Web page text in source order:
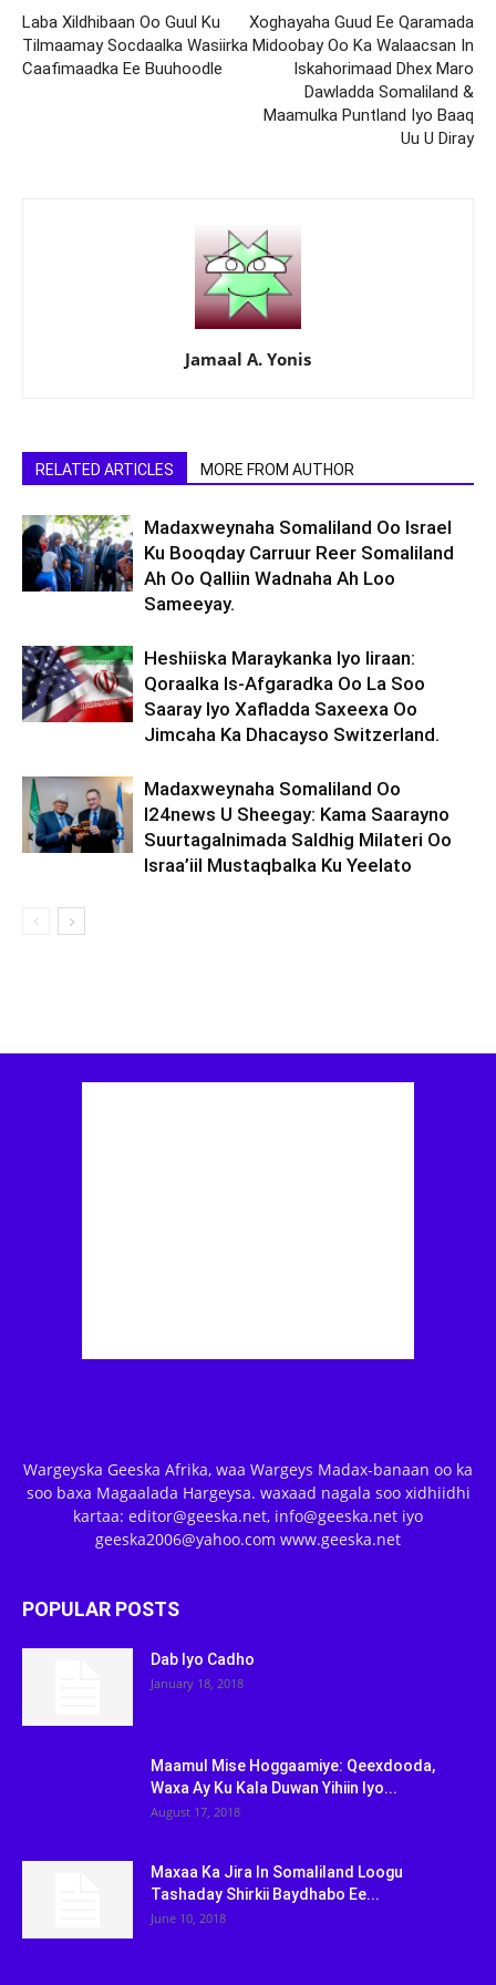
Laba Xildhibaan Oo Guul Ku
Tilmaamay Socdaalka Wasiirka
Caafimaadka Ee Buuhoodle
Xoghayaha Guud Ee Qaramada
Midoobay Oo Ka Walaacsan In
Iskahorimaad Dhex Maro
Dawladda Somaliland &
Maamulka Puntland Iyo Baaq
Uu U Diray
Jamaal A. Yonis
RELATED ARTICLES MORE FROM AUTHOR
Madaxweynaha Somaliland Oo Israel
Ku Booqday Carruur Reer Somaliland
Ah Oo Qalliin Wadnaha Ah Loo
Sameeyay.
Heshiiska Maraykanka Iyo Iiraan:
Qoraalka Is-Afgaradka Oo La Soo
Saaray Iyo Xafladda Saxeexa Oo
Jimcaha Ka Dhacayso Switzerland.
Madaxweynaha Somaliland Oo
I24news U Sheegay: Kama Saarayno
Suurtagalnimada Saldhig Milateri Oo
Israa’iil Mustaqbalka Ku Yeelato
Wargeyska Geeska Afrika, waa Wargeys Madax-banaan oo ka
soo baxa Magaalada Hargeysa. waxaad nagala soo xidhiidhi
kartaa: editor@geeska.net, info@geeska.net iyo
geeska2006@yahoo.com www.geeska.net
POPULAR POSTS
Dab Iyo Cadho
January 18, 2018
Maamul Mise Hoggaamiye: Qeexdooda,
Waxa Ay Ku Kala Duwan Yihiin Iyo...
August 17, 2018
Maxaa Ka Jira In Somaliland Loogu
Tashaday Shirkii Baydhabo Ee...
June 10, 2018